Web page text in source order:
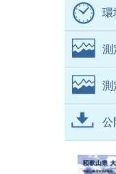
環
測
測
公